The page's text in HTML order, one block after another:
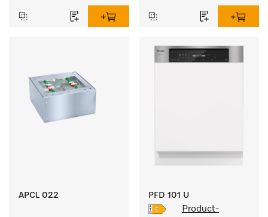
APCL 022 PFD 101 U
Product-